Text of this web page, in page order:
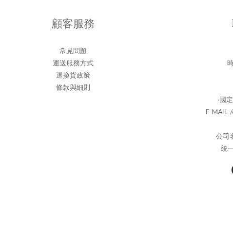
顧客服務
常見問題
運送服務方式
退換貨政策
條款與細則
‧國
E-MAIL
公司
統